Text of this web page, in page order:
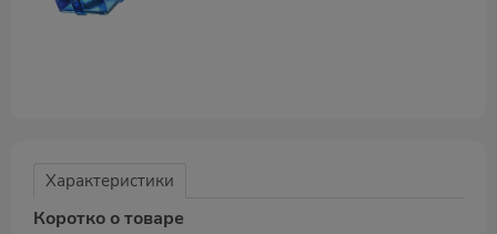
Характеристики
Коротко о товаре